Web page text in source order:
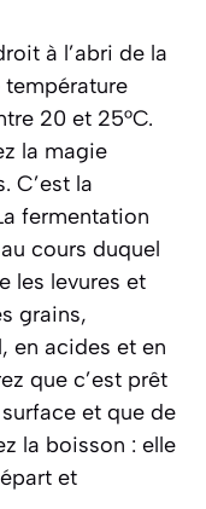
à l’abri de la
20 et 25°C.
la magie
C’est la
fermentation
cours duquel
les levures et
grains,
en acides et en
que c’est prêt
et que de
la boisson : elle
et